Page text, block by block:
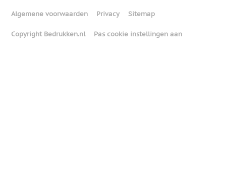
Algemene voorwaarden Privacy Sitemap
Copyright Bedrukken.nl Pas cookie instellingen aan